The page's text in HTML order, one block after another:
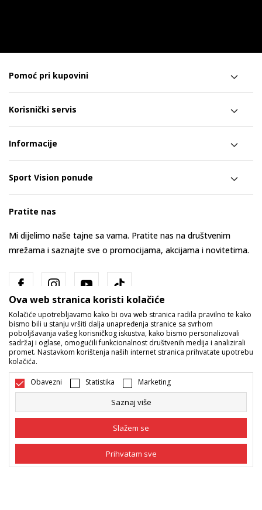
Pomoć pri kupovini
Korisnički servis
Informacije
Sport Vision ponude
Pratite nas
Mi dijelimo naše tajne sa vama. Pratite nas na društvenim
mrežama i saznajte sve o promocijama, akcijama i novitetima.
Bosna i Hercegovina Promijenite
Nastojimo da budemo što precizniji u opisu proizvoda, prikazu slika i
samih cijena, ali ne možemo garantovati da su sve informacije kompletne
i bez grešaka. Svi artikli prikazani na sajtu su dio naše ponude i ne
Ova web stranica koristi kolačiće
Kolačiće upotrebljavamo kako bi ova web stranica radila pravilno te kako
bismo bili u stanju vršiti dalja unapređenja stranice sa svrhom
poboljšavanja vašeg korisničkog iskustva, kako bismo personalizovali
sadržaj i oglase, omogućili funkcionalnost društvenih medija i analizirali
promet. Nastavkom korištenja naših internet stranica prihvatate upotrebu
kolačića.
Obavezni Statistika Marketing
Saznaj više
Slažem se
Prihvatam sve